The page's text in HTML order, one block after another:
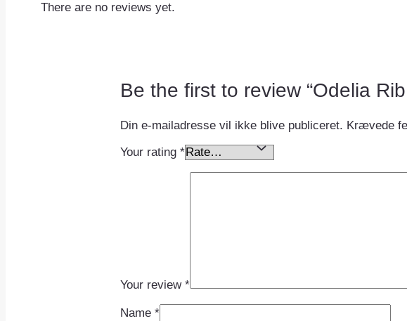
There are no reviews yet.
Be the first to review “Odelia
Din e-mailadresse vil ikke blive publiceret. Krævede
Your rating*
Your review*
Name*